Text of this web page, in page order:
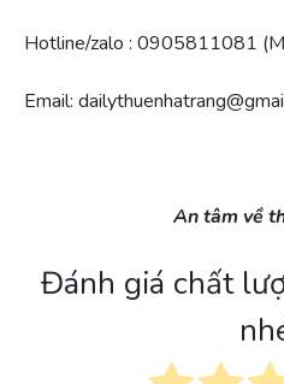
Hotline/zalo : 0905811081
Email:
An tâm về
Đánh giá chất